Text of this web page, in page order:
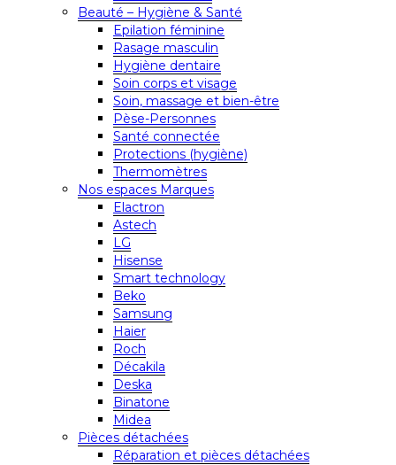
Beauté – Hygiène & Santé
Epilation féminine
Rasage masculin
Hygiène dentaire
Soin corps et visage
Soin, massage et bien-être
Pèse-Personnes
Santé connectée
Protections (hygiène)
Thermomètres
Nos espaces Marques
Elactron
Astech
LG
Hisense
Smart technology
Beko
Samsung
Haier
Roch
Décakila
Deska
Binatone
Midea
Pièces détachées
Réparation et pièces détachées